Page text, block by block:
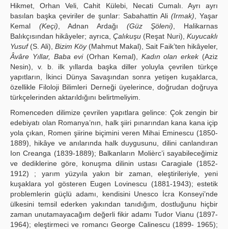
Hikmet, Orhan Veli, Cahit Külebi, Necati Cumalı. Ayrı ayrı
basılan başka çeviriler de şunlar: Sabahattin Ali (Irmak) , Yaşar
Kemal (Keçi) , Adnan Ardağı (Güz Şöleni) , Halikarnas
Balıkçısından hikâyeler; ayrıca, Çalıkuşu (Reşat Nuri), Kuyucaklı
Yusuf(S. Ali), Bizim Köy(Mahmut Makal), Sait Faik’ten hikâyeler,
Âvâre Yıllar, Baba evi(Orhan Kemal), Kadın olan erkek(Aziz
Nesin), v. b. ilk yıllarda başka diller yoluyla çevrilen türkçe
yapıtların, İkinci Dünya Savaşından sonra yetişen kuşaklarca,
özellikle Filoloji Bilimleri Derneği üyelerince, doğrudan doğruya
türkçelerinden aktarıldığını belirtmeliyim.
Romenceden dilimize çevrilen yapıtlara gelince: Çok zengin bir
edebiyatı olan Romanya’nın, halk şiiri pınarından kana kana içip
yola çıkan, Romen şiirine biçimini veren Mihai Eminescu (1850-
1889), hikâye ve anılarında halk duygusunu, dilini canlandıran
Ion Creanga (1839-1889); Balkanların Molièrc’i sayabileceğimiz
ve dediklerine göre, konuşma dilinin ustası Caragiale (1852-
1912) ; yarım yüzyıla yakın bir zaman, eleştirileriyle, yeni
kuşaklara yol gösteren Eugen Lovinescu (1881-1943); estetik
problemlerin güçlü adamı, kendisini Unesco İcra Konseyi’nde
ülkesini temsil ederken yakından tanıdığım, dostluğunu hiçbir
zaman unutamayacağım değerli fikir adamı Tudor Vianu (1897-
1964); eleştirmeci ve romancı George Calinescu (1899- 1965);